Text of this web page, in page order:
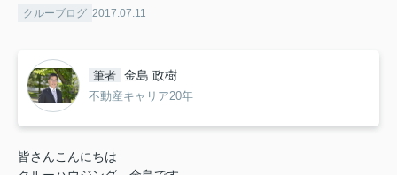
クルーブログ 2017.07.11
筆者 金島 政樹
不動産キャリア20年
皆さんこんにちは